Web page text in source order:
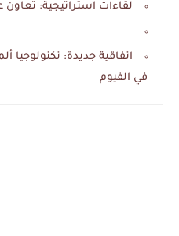
لقاءات استراتيجية:
اتفاقية جديدة: تكنولوجيا
في الفيوم